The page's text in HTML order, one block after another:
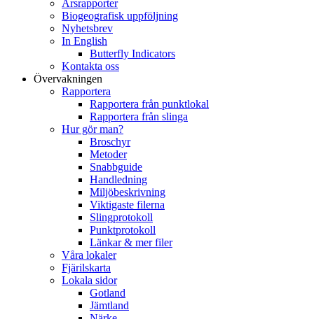
Årsrapporter
Biogeografisk uppföljning
Nyhetsbrev
In English
Butterfly Indicators
Kontakta oss
Övervakningen
Rapportera
Rapportera från punktlokal
Rapportera från slinga
Hur gör man?
Broschyr
Metoder
Snabbguide
Handledning
Miljöbeskrivning
Viktigaste filerna
Slingprotokoll
Punktprotokoll
Länkar & mer filer
Våra lokaler
Fjärilskarta
Lokala sidor
Gotland
Jämtland